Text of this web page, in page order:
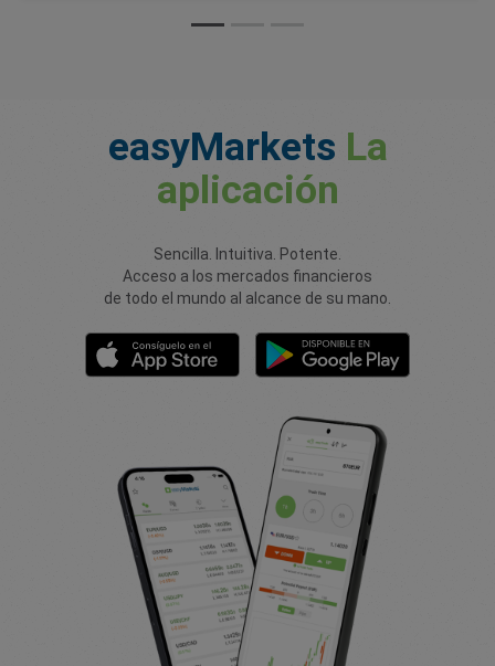
easyMarkets La
aplicación
Sencilla. Intuitiva. Potente.
Acceso a los mercados financieros
de todo el mundo al alcance de su mano.